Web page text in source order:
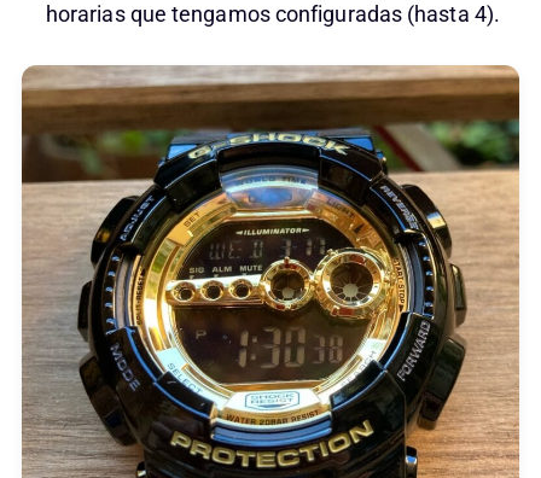
horarias que tengamos configuradas (hasta 4).